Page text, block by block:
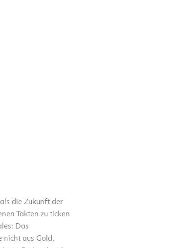
die Zukunft der
Takten zu ticken
Das
nicht aus Gold,